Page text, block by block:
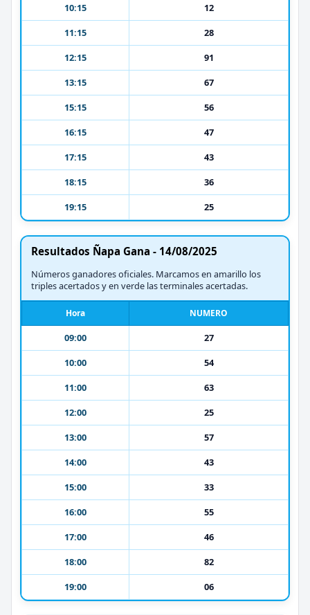
10:15
12
11:15
28
12:15
91
13:15
67
15:15
56
16:15
47
17:15
43
18:15
36
19:15
25
Resultados Ñapa Gana - 14/08/2025
Números ganadores oficiales. Marcamos en amarillo los
triples acertados y en verde las terminales acertadas.
Hora NUMERO
09:00
27
10:00
54
11:00
63
12:00
25
13:00
57
14:00
43
15:00
33
16:00
55
17:00
46
18:00
82
19:00
06